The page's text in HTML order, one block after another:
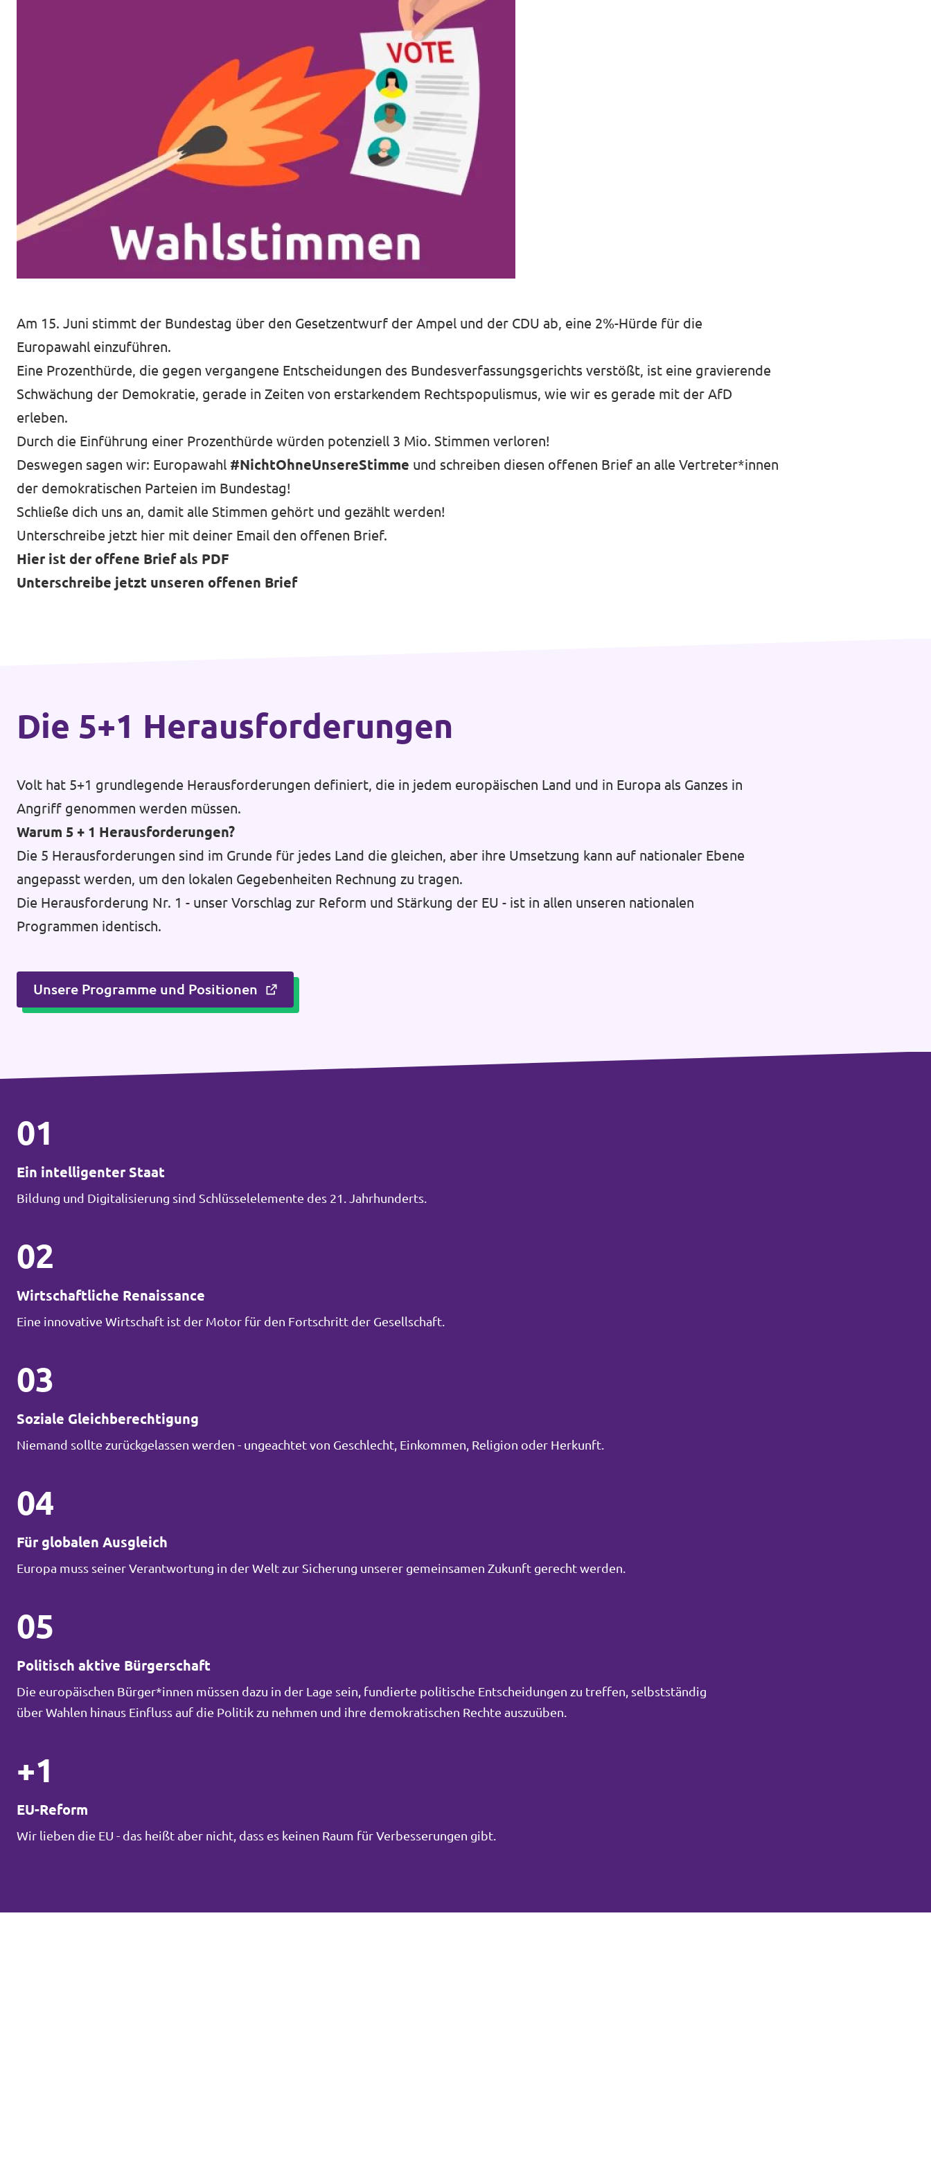
Deine Spende für Volt
Jobs bei Volt Deutschland
Datenschutz
Impressum
Am 15. Juni stimmt der Bundestag über den Gesetzentwurf der Ampel und der CDU ab, eine 2%-Hürde für die
Europawahl einzuführen.
Eine Prozenthürde, die gegen vergangene Entscheidungen des Bundesverfassungsgerichts verstößt, ist eine gravierende
Schwächung der Demokratie, gerade in Zeiten von erstarkendem Rechtspopulismus, wie wir es gerade mit der AfD
erleben.
Durch die Einführung einer Prozenthürde würden potenziell 3 Mio. Stimmen verloren!
Deswegen sagen wir: Europawahl #NichtOhneUnsereStimme und schreiben diesen offenen Brief an alle Vertreter*innen
der demokratischen Parteien im Bundestag!
Schließe dich uns an, damit alle Stimmen gehört und gezählt werden!
Unterschreibe jetzt hier mit deiner Email den offenen Brief.
Hier ist der offene Brief als PDF
Unterschreibe jetzt unseren offenen Brief
Die 5+1 Heraus­forderungen
Volt hat 5+1 grundlegende Herausforderungen definiert, die in jedem europäischen Land und in Europa als Ganzes in
Angriff genommen werden müssen.
Warum 5 + 1 Herausforderungen?
Die 5 Herausforderungen sind im Grunde für jedes Land die gleichen, aber ihre Umsetzung kann auf nationaler Ebene
angepasst werden, um den lokalen Gegebenheiten Rechnung zu tragen.
Die Herausforderung Nr. 1 - unser Vorschlag zur Reform und Stärkung der EU - ist in allen unseren nationalen
Programmen identisch.
Unsere Programme und Positionen
01
Ein intelligenter Staat
Bildung und Digitalisierung sind Schlüsselelemente des 21. Jahrhunderts.
02
Wirtschaftliche Renaissance
Eine innovative Wirtschaft ist der Motor für den Fortschritt der Gesellschaft.
03
Soziale Gleichberechtigung
Niemand sollte zurückgelassen werden - ungeachtet von Geschlecht, Einkommen, Religion oder Herkunft.
04
Für globalen Ausgleich
Europa muss seiner Verantwortung in der Welt zur Sicherung unserer gemeinsamen Zukunft gerecht werden.
05
Politisch aktive Bürgerschaft
Die europäischen Bürger*innen müssen dazu in der Lage sein, fundierte politische Entscheidungen zu treffen, selbstständig
über Wahlen hinaus Einfluss auf die Politik zu nehmen und ihre demokratischen Rechte auszuüben.
+1
EU-Reform
Wir lieben die EU - das heißt aber nicht, dass es keinen Raum für Verbesserungen gibt.